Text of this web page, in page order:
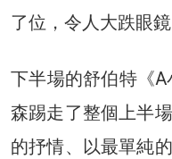
了位，令人大跌眼鏡
下半場的舒伯特《
森踢走了整個上半
的抒情、以最單純